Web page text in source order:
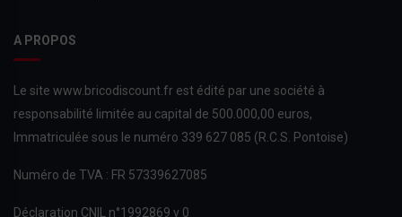
A PROPOS
Le site www.bricodiscount.fr est édité par une société à
responsabilité limitée au capital de 500.000,00 euros,
Immatriculée sous le numéro 339 627 085 (R.C.S. Pontoise)
Numéro de TVA : FR 57339627085
Déclaration CNIL n°1992869 v 0